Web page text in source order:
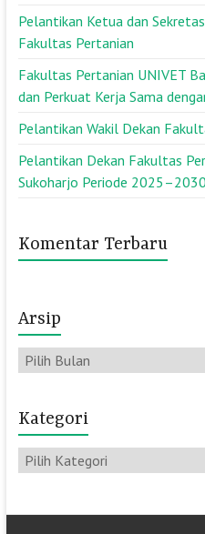
Pelantikan Ketua dan
Fakultas Pertanian
Fakultas Pertanian UNIVET
dan Perkuat Kerja Sama
Pelantikan Wakil Dekan
Pelantikan Dekan Fakultas
Sukoharjo Periode 2025–2030
Komentar Terbaru
Arsip
Arsip
Kategori
Kategori